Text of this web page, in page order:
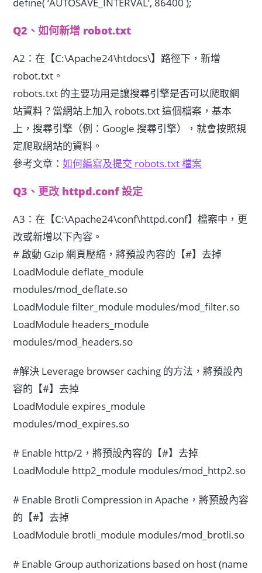
Q2、如何新增 robot.txt
A2：在【C:\Apache24\htdocs\】路徑下，新增
robot.txt。
robots.txt 的主要功用是讓搜尋引擎是否可以爬取網
站資料？當網站上加入 robots.txt 這個檔案，基本
上，搜尋引擎（例：Google 搜尋引擎），就會按照規
定爬取網站的資料。
參考文章：如何編寫及提交 robots.txt 檔案
Q3、更改 httpd.conf 設定
A3：在【C:\Apache24\conf\httpd.conf】檔案中，更
改或新增以下內容。
# 啟動 Gzip 網頁壓縮，將預設內容的【#】去掉
LoadModule deflate_module
modules/mod_deflate.so
LoadModule filter_module modules/mod_filter.so
LoadModule headers_module
modules/mod_headers.so
#解決 Leverage browser caching 的方法，將預設內
容的【#】去掉
LoadModule expires_module
modules/mod_expires.so
# Enable http/2，將預設內容的【#】去掉
LoadModule http2_module modules/mod_http2.so
# Enable Brotli Compression in Apache，將預設內容
的【#】去掉
LoadModule brotli_module modules/mod_brotli.so
# Enable Group authorizations based on host (name